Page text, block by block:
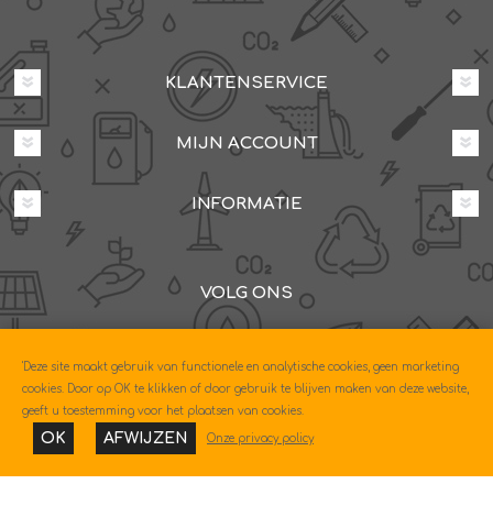
KLANTENSERVICE
MIJN ACCOUNT
INFORMATIE
VOLG ONS
085-0604630
'Deze site maakt gebruik van functionele en analytische cookies, geen marketing
cookies. Door op OK te klikken of door gebruik te blijven maken van deze website,
geeft u toestemming voor het plaatsen van cookies.
OK AFWIJZEN Onze privacy policy